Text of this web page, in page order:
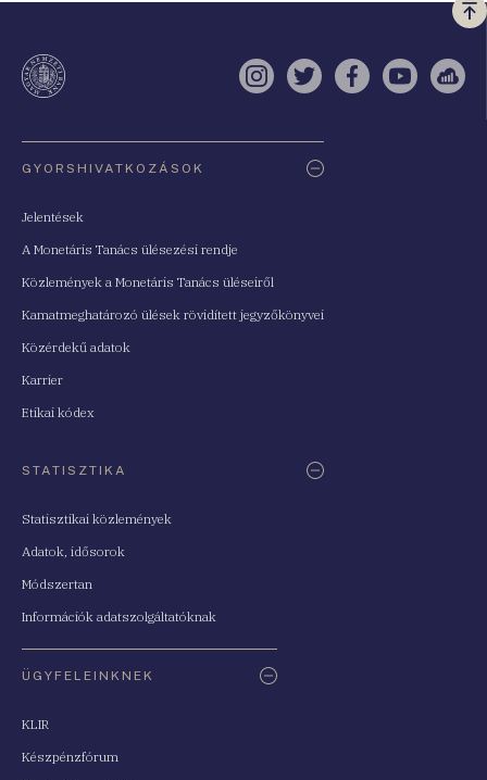
a
Instagram
TwitterFacebook
YouTube
GYORSHIVATKOZÁSOK
Jelentések
A Monetáris Tanács ülésezési rendje
Közlemények a Monetáris Tanács üléseiről
Kamatmeghatározó ülések rövidített jegyzőkönyvei
Közérdekű adatok
Karrier
Etikai kódex
STATISZTIKA
Statisztikai közlemények
Adatok, idősorok
Módszertan
Információk adatszolgáltatóknak
ÜGYFELEINKNEK
KLIR
Készpénzfórum